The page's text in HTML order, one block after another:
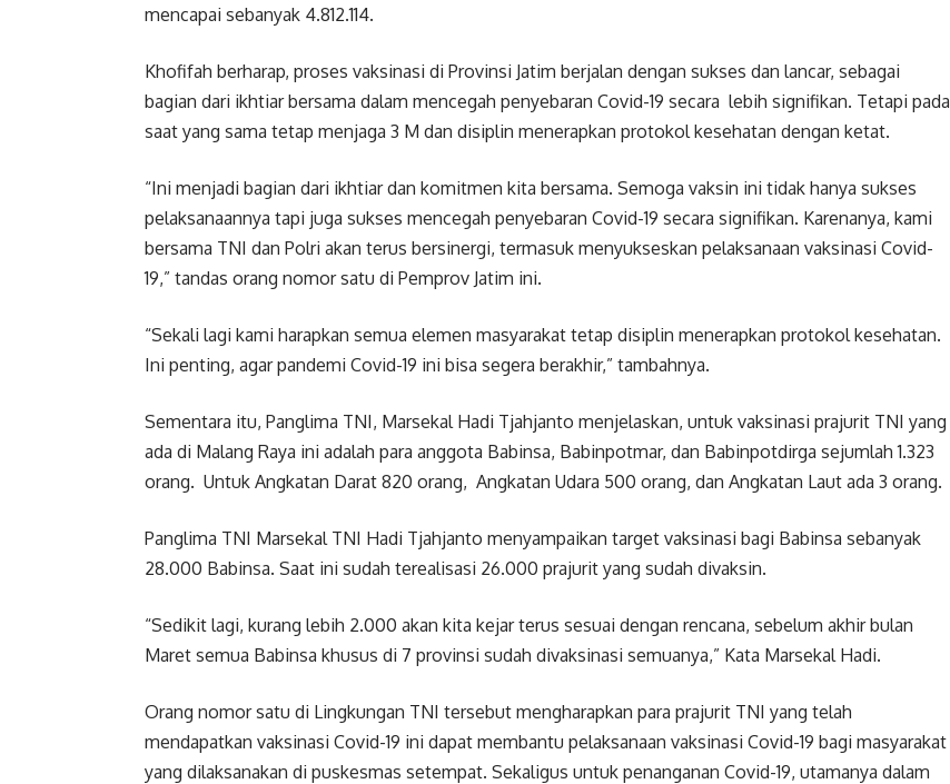
mencapai sebanyak 4.812.114.
Khofifah berharap, proses vaksinasi di Provinsi Jatim berjalan dengan sukses dan lancar, sebagai
bagian dari ikhtiar bersama dalam mencegah penyebaran Covid-19 secara lebih signifikan. Tetapi pada
saat yang sama tetap menjaga 3 M dan disiplin menerapkan protokol kesehatan dengan ketat.
“Ini menjadi bagian dari ikhtiar dan komitmen kita bersama. Semoga vaksin ini tidak hanya sukses
pelaksanaannya tapi juga sukses mencegah penyebaran Covid-19 secara signifikan. Karenanya, kami
bersama TNI dan Polri akan terus bersinergi, termasuk menyukseskan pelaksanaan vaksinasi Covid-
19,” tandas orang nomor satu di Pemprov Jatim ini.
“Sekali lagi kami harapkan semua elemen masyarakat tetap disiplin menerapkan protokol kesehatan.
Ini penting, agar pandemi Covid-19 ini bisa segera berakhir,” tambahnya.
Sementara itu, Panglima TNI, Marsekal Hadi Tjahjanto menjelaskan, untuk vaksinasi prajurit TNI yang
ada di Malang Raya ini adalah para anggota Babinsa, Babinpotmar, dan Babinpotdirga sejumlah 1.323
orang. Untuk Angkatan Darat 820 orang, Angkatan Udara 500 orang, dan Angkatan Laut ada 3 orang.
Panglima TNI Marsekal TNI Hadi Tjahjanto menyampaikan target vaksinasi bagi Babinsa sebanyak
28.000 Babinsa. Saat ini sudah terealisasi 26.000 prajurit yang sudah divaksin.
“Sedikit lagi, kurang lebih 2.000 akan kita kejar terus sesuai dengan rencana, sebelum akhir bulan
Maret semua Babinsa khusus di 7 provinsi sudah divaksinasi semuanya,” Kata Marsekal Hadi.
Orang nomor satu di Lingkungan TNI tersebut mengharapkan para prajurit TNI yang telah
mendapatkan vaksinasi Covid-19 ini dapat membantu pelaksanaan vaksinasi Covid-19 bagi masyarakat
yang dilaksanakan di puskesmas setempat. Sekaligus untuk penanganan Covid-19, utamanya dalam